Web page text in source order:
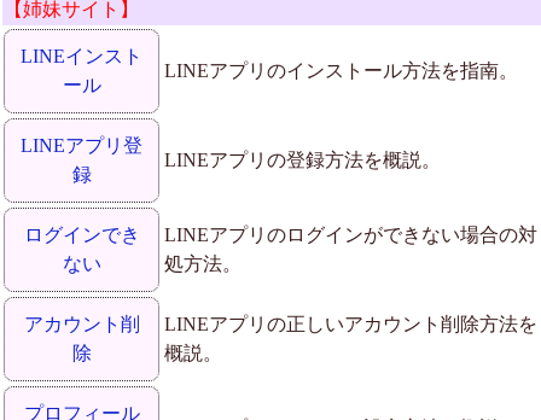
【姉妹サイト】
LINEインスト
ール
LINEアプリのインストール方法を指南。
LINEアプリ登
録
LINEアプリの登録方法を概説。
ログインでき
ない
LINEアプリのログインができない場合の対
処方法。
アカウント削
除
LINEアプリの正しいアカウント削除方法を
概説。
プロフィール